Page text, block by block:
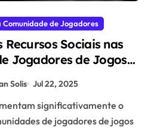
Comunidade de Jogadores
Sociais nas
Jogadores de Jogos
Solis Jul 22, 2025
de jogadores de jogos